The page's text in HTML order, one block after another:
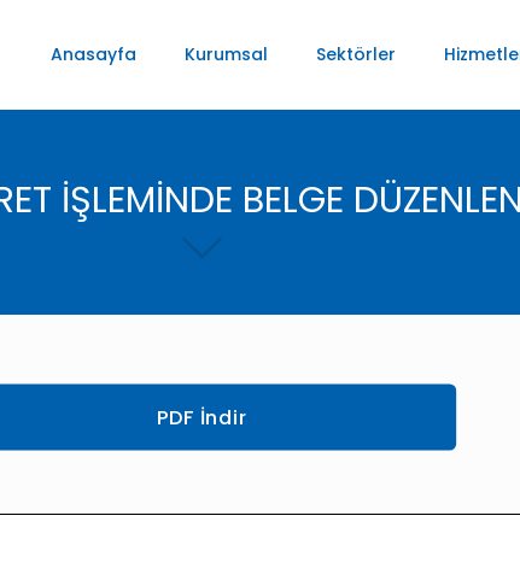
Anasayfa Kurumsal Sektörler
İŞLEMİNDE BELGE
PDF İndir